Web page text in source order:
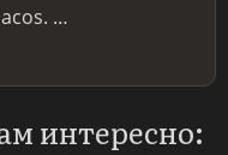
…
интересно: